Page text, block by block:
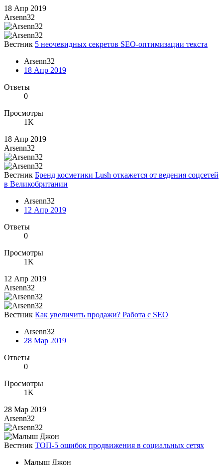
18 Апр 2019
Arsenn32
Вестник 5 неочевидных секретов SEO-оптимизации текста
Arsenn32
18 Апр 2019
Ответы
0
Просмотры
1K
18 Апр 2019
Arsenn32
Вестник Бренд косметики Lush откажется от ведения соцсетей
в Великобритании
Arsenn32
12 Апр 2019
Ответы
0
Просмотры
1K
12 Апр 2019
Arsenn32
Вестник Как увеличить продажи? Работа с SEO
Arsenn32
28 Мар 2019
Ответы
0
Просмотры
1K
28 Мар 2019
Arsenn32
Вестник ТОП-5 ошибок продвижения в социальных сетях
Малыш Джон